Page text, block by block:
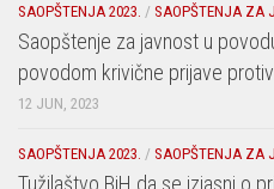
SAOPŠTENJA 2023. / SAOPŠTENJA ZA
Saopštenje za javnost u
povodom krivične prijave
12 JUN, 2023
SAOPŠTENJA 2023. / SAOPŠTENJA ZA
Tužilaštvo BiH da se izjasni o